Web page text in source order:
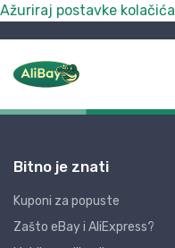
Ažuriraj postavke kolačića
Bitno je znati
Kuponi za popuste
Zašto eBay i AliExpress?